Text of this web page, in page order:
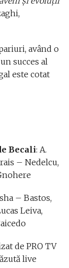
având o
succes al
este cotat
Becali: A.
– Nedelcu,
– Bastos,
Leiva,
de PRO TV
live